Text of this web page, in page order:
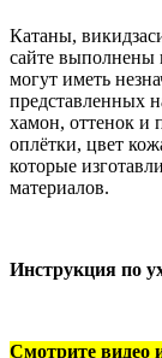
Катаны,
сайте
могут иметь
представленных
хамон, оттенок и
оплётки, цвет
которые
материалов.
Инструкция по
Смотрите видео